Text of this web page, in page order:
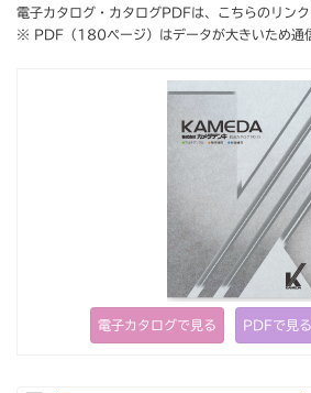
電子カタログ・カタログPDFは、こちらのリンク
※ PDF（180ページ）はデータが大きいため通
電子カタログで見る PDFで見